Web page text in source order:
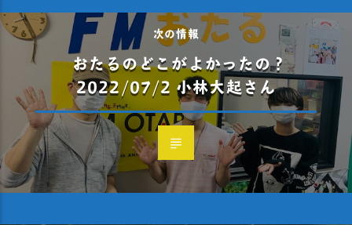
次の情報
おたるのどこがよかったの？
2022/07/2 小林大起さん